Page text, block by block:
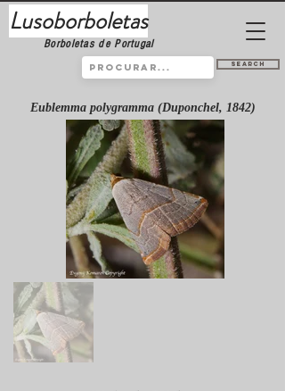
Lusoborboletas
Borboletas de Portugal
Search
Eublemma polygramma (Duponchel, 1842)